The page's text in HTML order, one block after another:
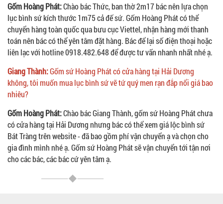
Gốm Hoàng Phát:Chào bác Thức, ban thờ 2m17 bác nên lựa chọn
lục bình sứ kích thước 1m75 cả đế sứ. Gốm Hoàng Phát có thể
chuyển hàng toàn quốc qua bưu cục Viettel, nhận hàng mới thanh
toán nên bác có thể yên tâm đặt hàng. Bác để lại số điện thoại hoặc
liên lạc với hotline 0918.482.648 để được tư vấn nhanh nhất nhé ạ.
Giang Thành:Gốm sứ Hoàng Phát có cửa hàng tại Hải Dương
không, tôi muốn mua lục bình sứ vẽ tứ quý men rạn đắp nổi giá bao
nhiêu?
Gốm Hoàng Phát:Chào bác Giang Thành, gốm sứ Hoàng Phát chưa
có cửa hàng tại Hải Dương nhưng bác có thể xem giá lộc bình sứ
Bát Tràng trên website - đã bao gồm phí vận chuyển ạ và chọn cho
gia đình mình nhé ạ. Gốm sứ Hoàng Phát sẽ vận chuyển tới tận nơi
cho các bác, các bác cứ yên tâm ạ.